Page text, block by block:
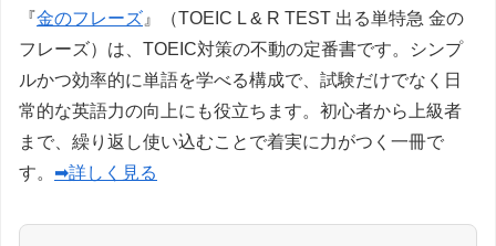
『金のフレーズ 』（TOEIC L & R TEST 出る単特急 金の
フレーズ）は、TOEIC対策の不動の定番書です。シンプ
ルかつ効率的に単語を学べる構成で、試験だけでなく日
常的な英語力の向上にも役立ちます。初心者から上級者
まで、繰り返し使い込むことで着実に力がつく一冊で
す。 ➡詳しく見る